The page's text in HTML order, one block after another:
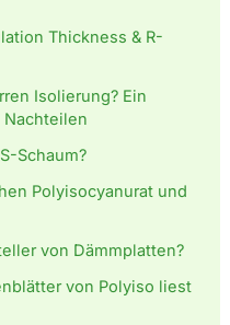
Thickness & R-
Isolierung? Ein
Schaum?
Polyisocyanurat und
von Dämmplatten?
von Polyiso liest